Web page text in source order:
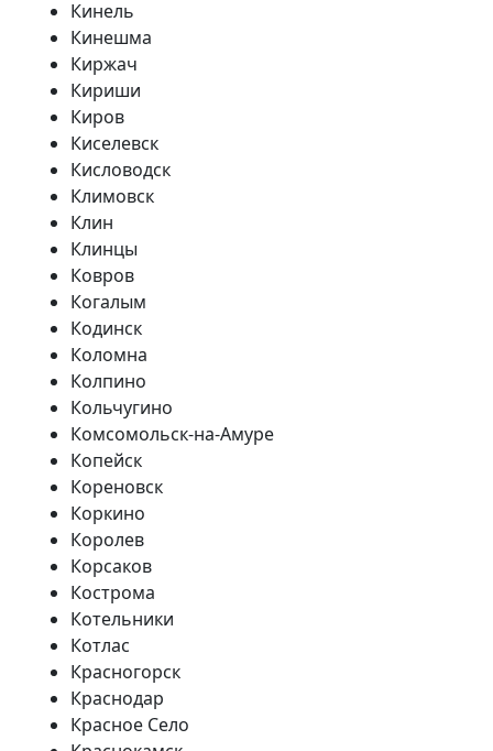
Кинель
Кинешма
Киржач
Кириши
Киров
Киселевск
Кисловодск
Климовск
Клин
Клинцы
Ковров
Когалым
Кодинск
Коломна
Колпино
Кольчугино
Комсомольск-на-Амуре
Копейск
Кореновск
Коркино
Королев
Корсаков
Кострома
Котельники
Котлас
Красногорск
Краснодар
Красное Село